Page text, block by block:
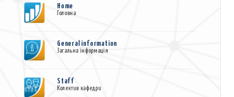
Home
Головна
General information
Загальна інформація
Staff
Колектив кафедри